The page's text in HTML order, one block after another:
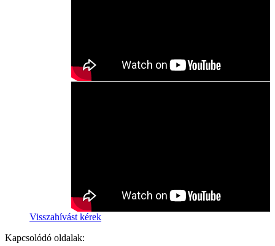
Visszahívást kérek
Kapcsolódó oldalak: